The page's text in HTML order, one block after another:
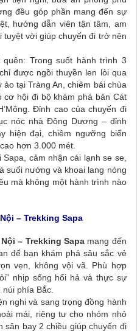
đều góp phần mang đến sự
hướng dẫn viên tận tâm, am
tuyệt vời giúp chuyến đi trở nên
Trong suốt hành trình 3
được ngồi thuyền len lỏi qua
tại Tràng An, chiêm bái chùa
hội đi bộ khám phá bản Cát
Đỉnh cao của chuyến đi
nóc nhà Đông Dương – đỉnh
hiện đại, chiêm ngưỡng biển
hơn 3.000 mét.
cảm nhận cái lạnh se se,
suối nướng và khoai lang nóng
mà không một hành trình nào
– Trekking Sapa
– Trekking Sapa mang đến
để bạn khám phá sâu sắc vẻ
vẹn, không vội vã. Phù hợp
nhịp sống hối hả và thực sự
phía Bắc.
nghi và sang trọng đồng hành
mái, riêng tư cho nhóm nhỏ
sân bay 2 chiều giúp chuyến đi